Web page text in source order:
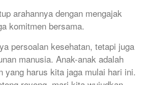
arahannya dengan mengajak
komitmen bersama.
persoalan kesehatan, tetapi juga
manusia. Anak-anak adalah
yang harus kita jaga mulai hari ini.